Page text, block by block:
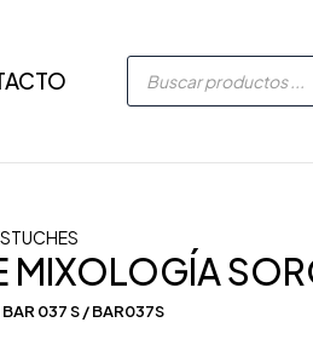
MIXOLOGÍA
BAR 037 S / BAR037S